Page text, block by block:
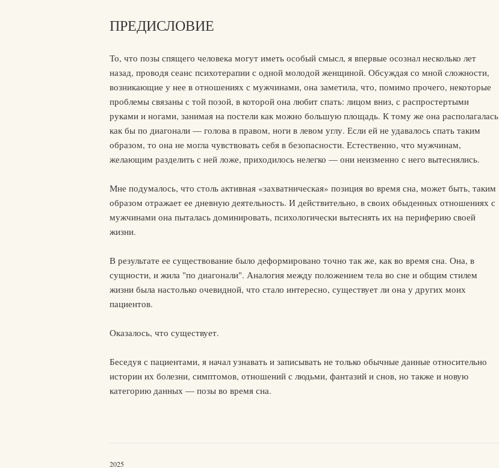
ПРЕДИСЛОВИЕ
То, что позы спящего человека могут иметь особый смысл, я впервые осознал несколько лет
назад, проводя сеанс психотерапии с одной молодой женщиной. Обсуждая со мной сложности,
возникающие у нее в отношениях с мужчинами, она заметила, что, помимо прочего, некоторые
проблемы связаны с той позой, в которой она любит спать: лицом вниз, с распростертыми
руками и ногами, занимая на постели как можно большую площадь. К тому же она располагалась
как бы по диагонали — голова в правом, ноги в левом углу. Если ей не удавалось спать таким
образом, то она не могла чувствовать себя в безопасности. Естественно, что мужчинам,
желающим разделить с ней ложе, приходилось нелегко — они неизменно с него вытеснялись.
Мне подумалось, что столь активная «захватническая» позиция во время сна, может быть, таким
образом отражает ее дневную деятельность. И действительно, в своих обыденных отношениях с
мужчинами она пыталась доминировать, психологически вытеснять их на периферию своей
жизни.
В результате ее существование было деформировано точно так же, как во время сна. Она, в
сущности, и жила "по диагонали". Аналогия между положением тела во сне и общим стилем
жизни была настолько очевидной, что стало интересно, существует ли она у других моих
пациентов.
Оказалось, что существует.
Беседуя с пациентами, я начал узнавать и записывать не только обычные данные относительно
истории их болезни, симптомов, отношений с людьми, фантазий и снов, но также и новую
категорию данных — позы во время сна.
2025